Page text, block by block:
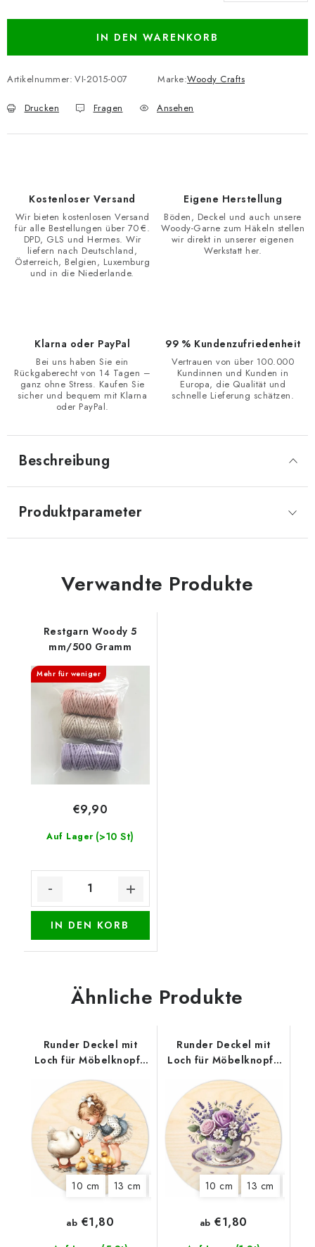
IN DEN WARENKORB
Artikelnummer: VI-2015-007 Marke:Woody Crafts
Drucken Fragen Ansehen
Kostenloser Versand
Wir bieten kostenlosen Versand
für alle Bestellungen über 70 €.
DPD, GLS und Hermes. Wir
liefern nach Deutschland,
Österreich, Belgien, Luxemburg
und in die Niederlande.
Eigene Herstellung
Böden, Deckel und auch unsere
Woody-Garne zum Häkeln stellen
wir direkt in unserer eigenen
Werkstatt her.
Klarna oder PayPal
Bei uns haben Sie ein
Rückgaberecht von 14 Tagen –
ganz ohne Stress. Kaufen Sie
sicher und bequem mit Klarna
oder PayPal.
99 % Kundenzufriedenheit
Vertrauen von über 100.000
Kundinnen und Kunden in
Europa, die Qualität und
schnelle Lieferung schätzen.
Beschreibung
Produktparameter
Verwandte Produkte
Restgarn Woody 5
mm/500 Gramm
Mehr für weniger
Auf Lager (>10 St)
€9,90
IN DEN KORB
Ähnliche Produkte
Runder Deckel mit
Loch für Möbelknopf -
10 cm 13 cm 18 cm 20 cm
ab €1,80
Runder Deckel mit
Loch für Möbelknopf -
10 cm 13 cm
ab €1,80